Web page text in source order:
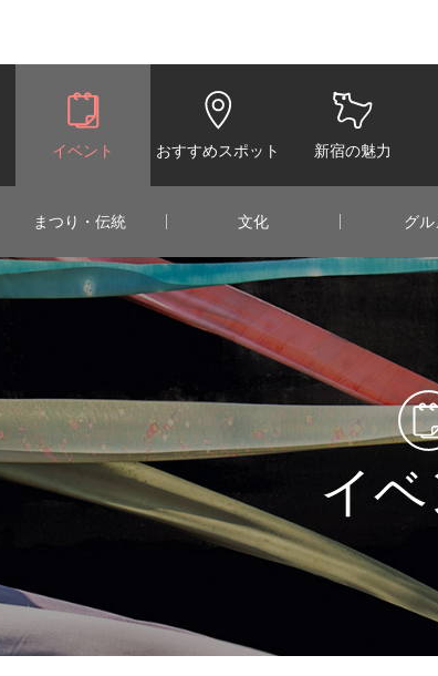
一般社団法人 新宿観光振興協会 Shinjuku Convention & Visitors
イベント おすすめスポット 新宿の魅力
まつり・伝統 文化 グル
イベ